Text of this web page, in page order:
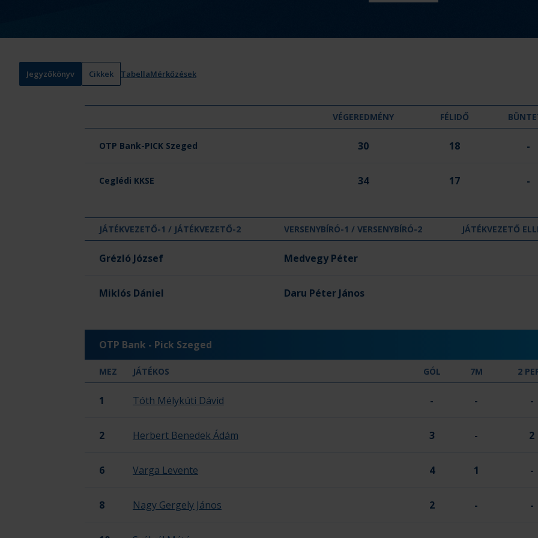
m
n
Jegyzőkönyv Cikkek TabellaMérkőzések
VÉGEREDMÉNY FÉLIDŐ
OTP Bank-PICK Szeged 30 18 -
Ceglédi KKSE 34 17 -
JÁTÉKVEZETŐ-1 / JÁTÉKVEZETŐ-2 VERSENYBÍRÓ-1 / VERSENYBÍRÓ-2 JÁTÉKVEZETŐ
Grézló József Medvegy Péter
Miklós Dániel Daru Péter János
OTP Bank - Pick Szeged
MEZ JÁTÉKOS GÓL 7M 2
1 Tóth Mélykúti Dávid - - -
2 Herbert Benedek Ádám 3 - 2
6 Varga Levente 4 1 -
8 Nagy Gergely János 2 - -